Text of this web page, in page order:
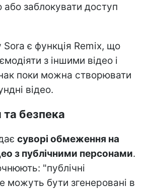
або заблокувати доступ
Sora є функція Remix, що
з іншими відео і
поки можна створювати
відео.
безпека
суворі обмеження на
з публічними персонами.
"публічні
можуть бути згенеровані в